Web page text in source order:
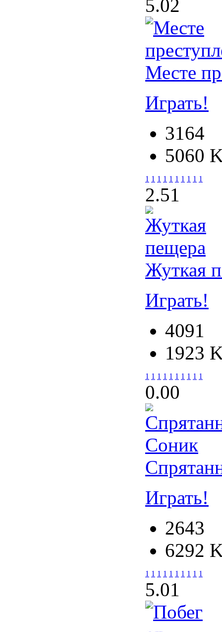
5.02
Месте
Играть!
3164
5060
1 1 1 1 1 1 1 1 1 1
2.51
Жуткая
Играть!
4091
1923
1 1 1 1 1 1 1 1 1 1
0.00
Играть!
2643
6292
1 1 1 1 1 1 1 1 1 1
5.01